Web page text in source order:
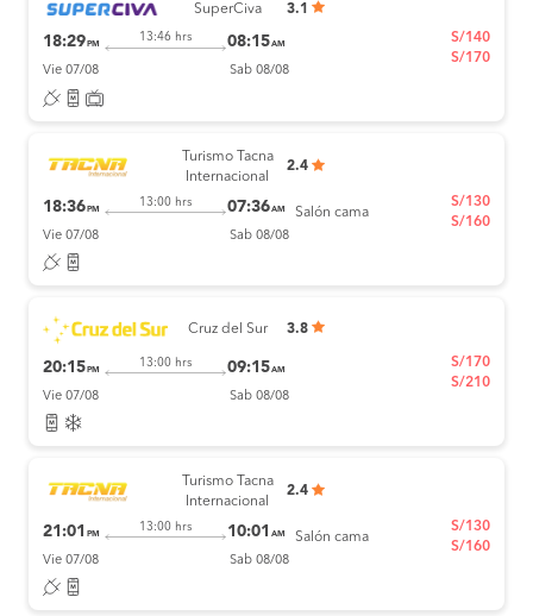
SuperCiva 3.1
18:29PM
13:46 hrs 08:15AM
Vie 07/08 Sab 08/08
S/140
S/170
Turismo Tacna
Internacional
2.4
18:36 PM
13:00 hrs 07:36AM
Vie 07/08 Sab 08/08
Salón cama
S/130
S/160
Cruz del Sur 3.8
20:15 PM
13:00 hrs 09:15AM
Vie 07/08 Sab 08/08
S/170
S/210
Turismo Tacna
Internacional
2.4
21:01 PM
13:00 hrs 10:01 AM
Vie 07/08 Sab 08/08
Salón cama
S/130
S/160